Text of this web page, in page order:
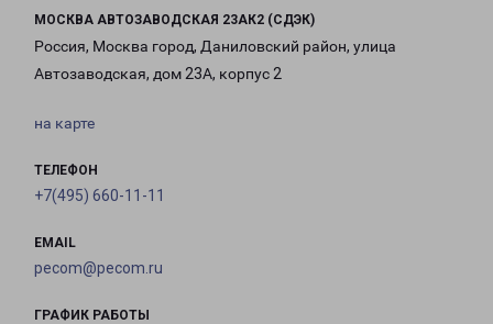
МОСКВА АВТОЗАВОДСКАЯ 23АК2 (СДЭК)
Россия, Москва город, Даниловский район, улица
Автозаводская, дом 23А, корпус 2
на карте
ТЕЛЕФОН
+7(495) 660-11-11
EMAIL
pecom@pecom.ru
ГРАФИК РАБОТЫ